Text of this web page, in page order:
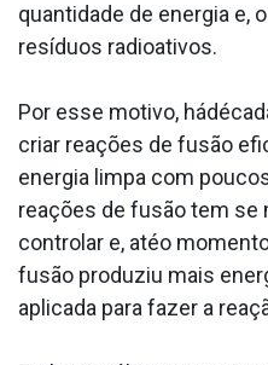
quantidade de energia e,
resíduos radioativos.
Por esse motivo,
criar reações de fusão
energia limpa com
reações de fusão tem se
controlar e, atéo
fusão produziu mais
aplicada para fazer a